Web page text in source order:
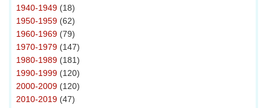
1940-1949 (18)
1950-1959 (62)
1960-1969 (79)
1970-1979 (147)
1980-1989 (181)
1990-1999 (120)
2000-2009 (120)
2010-2019 (47)